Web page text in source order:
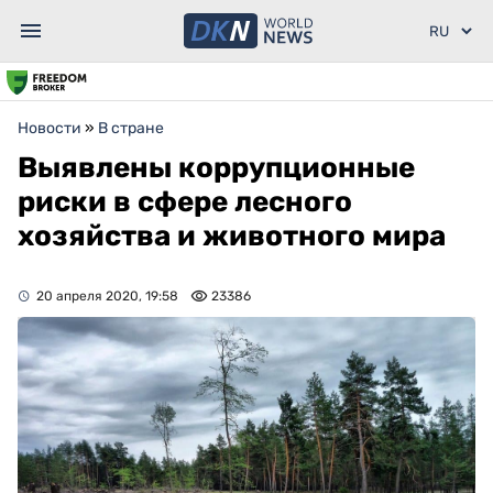
Новости » В стране
Выявлены коррупционные
риски в сфере лесного
хозяйства и животного мира
20 апреля 2020, 19:58 23386